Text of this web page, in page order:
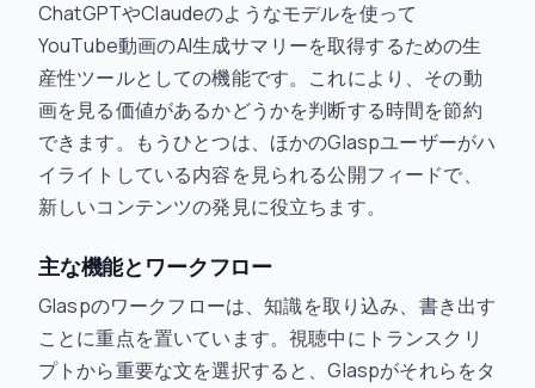
ChatGPTやClaudeのようなモデルを使って
YouTube動画のAI生成サマリーを取得するための生
産性ツールとしての機能です。これにより、その動
画を見る価値があるかどうかを判断する時間を節約
できます。もうひとつは、ほかのGlaspユーザーがハ
イライトしている内容を見られる公開フィードで、
新しいコンテンツの発見に役立ちます。
主な機能とワークフロー
Glaspのワークフローは、知識を取り込み、書き出す
ことに重点を置いています。視聴中にトランスクリ
プトから重要な文を選択すると、Glaspがそれらをタ